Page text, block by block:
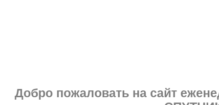
Добро пожаловать на сайт